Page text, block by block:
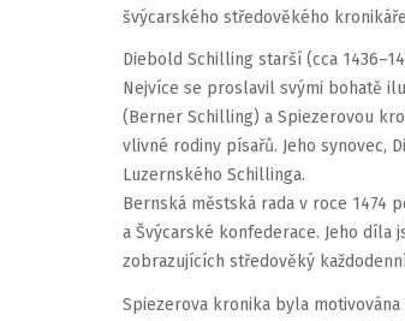
švýcarského středověkého
Diebold Schilling starší (cca
Nejvíce se proslavil svými bohatě
(Berner Schilling) a Spiezerovou
vlivné rodiny písařů. Jeho synovec,
Luzernského Schillinga.
Bernská městská rada v roce 1474
a Švýcarské konfederace. Jeho
zobrazujících středověký
Spiezerova kronika byla